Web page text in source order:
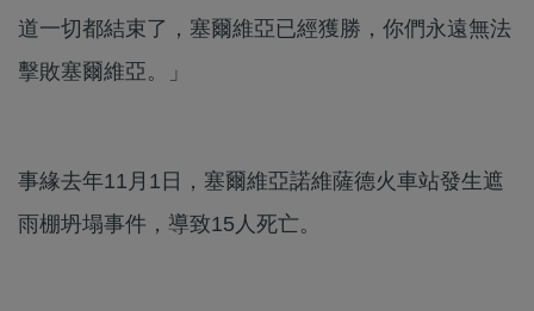
道一切都結束了，塞爾維亞已經獲勝，你們永遠無法
擊敗塞爾維亞。」
事緣去年11月1日，塞爾維亞諾維薩德火車站發生遮
雨棚坍塌事件，導致15人死亡。